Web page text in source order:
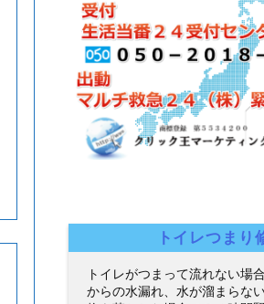
トイレつまり
トイレがつまって流れない場
からの水漏れ、水が溜まらな